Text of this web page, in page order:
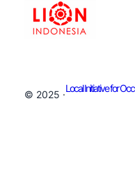
© 2025 ·
Local Initiative for